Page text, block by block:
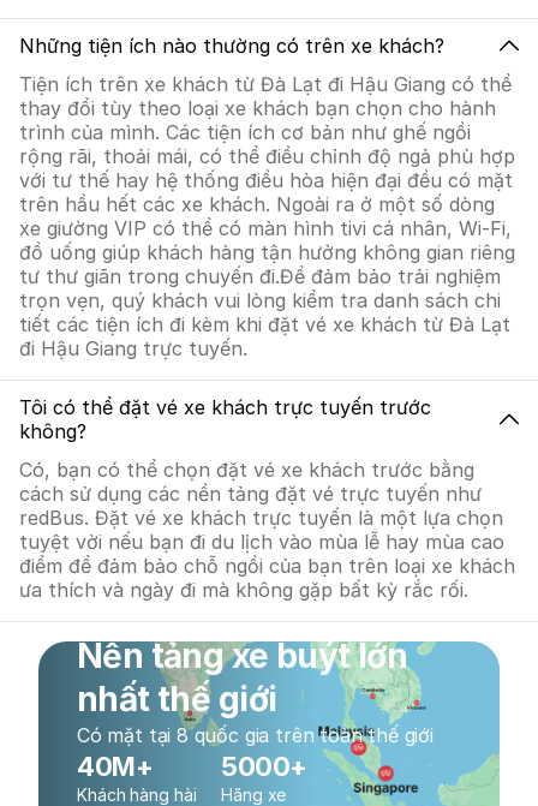
Những tiện ích nào thường có trên xe khách?
Tiện ích trên xe khách từ Đà Lạt đi Hậu Giang có thể
thay đổi tùy theo loại xe khách bạn chọn cho hành
trình của mình. Các tiện ích cơ bản như ghế ngồi
rộng rãi, thoải mái, có thể điều chỉnh độ ngả phù hợp
với tư thế hay hệ thống điều hòa hiện đại đều có mặt
trên hầu hết các xe khách. Ngoài ra ở một số dòng
xe giường VIP có thể có màn hình tivi cá nhân, Wi-Fi,
đồ uống giúp khách hàng tận hưởng không gian riêng
tư thư giãn trong chuyến đi.Để đảm bảo trải nghiệm
trọn vẹn, quý khách vui lòng kiểm tra danh sách chi
tiết các tiện ích đi kèm khi đặt vé xe khách từ Đà Lạt
đi Hậu Giang trực tuyến.
Tôi có thể đặt vé xe khách trực tuyến trước
không?
Có, bạn có thể chọn đặt vé xe khách trước bằng
cách sử dụng các nền tảng đặt vé trực tuyến như
redBus. Đặt vé xe khách trực tuyến là một lựa chọn
tuyệt vời nếu bạn đi du lịch vào mùa lễ hay mùa cao
điểm để đảm bảo chỗ ngồi của bạn trên loại xe khách
ưa thích và ngày đi mà không gặp bất kỳ rắc rối.
Nền tảng xe buýt lớn
nhất thế giới
Có mặt tại 8 quốc gia trên toàn thế giới
40M+
Khách hàng hài
5000+
Hãng xe